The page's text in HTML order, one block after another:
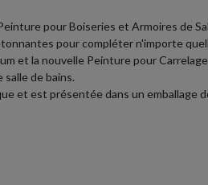
pour Boiseries et Armoires de
pour compléter n'importe
et la nouvelle Peinture pour
de bains.
et est présentée dans un emballage